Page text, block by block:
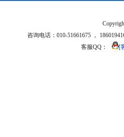
咨询电话：010-51661675 ，
客服QQ：
[